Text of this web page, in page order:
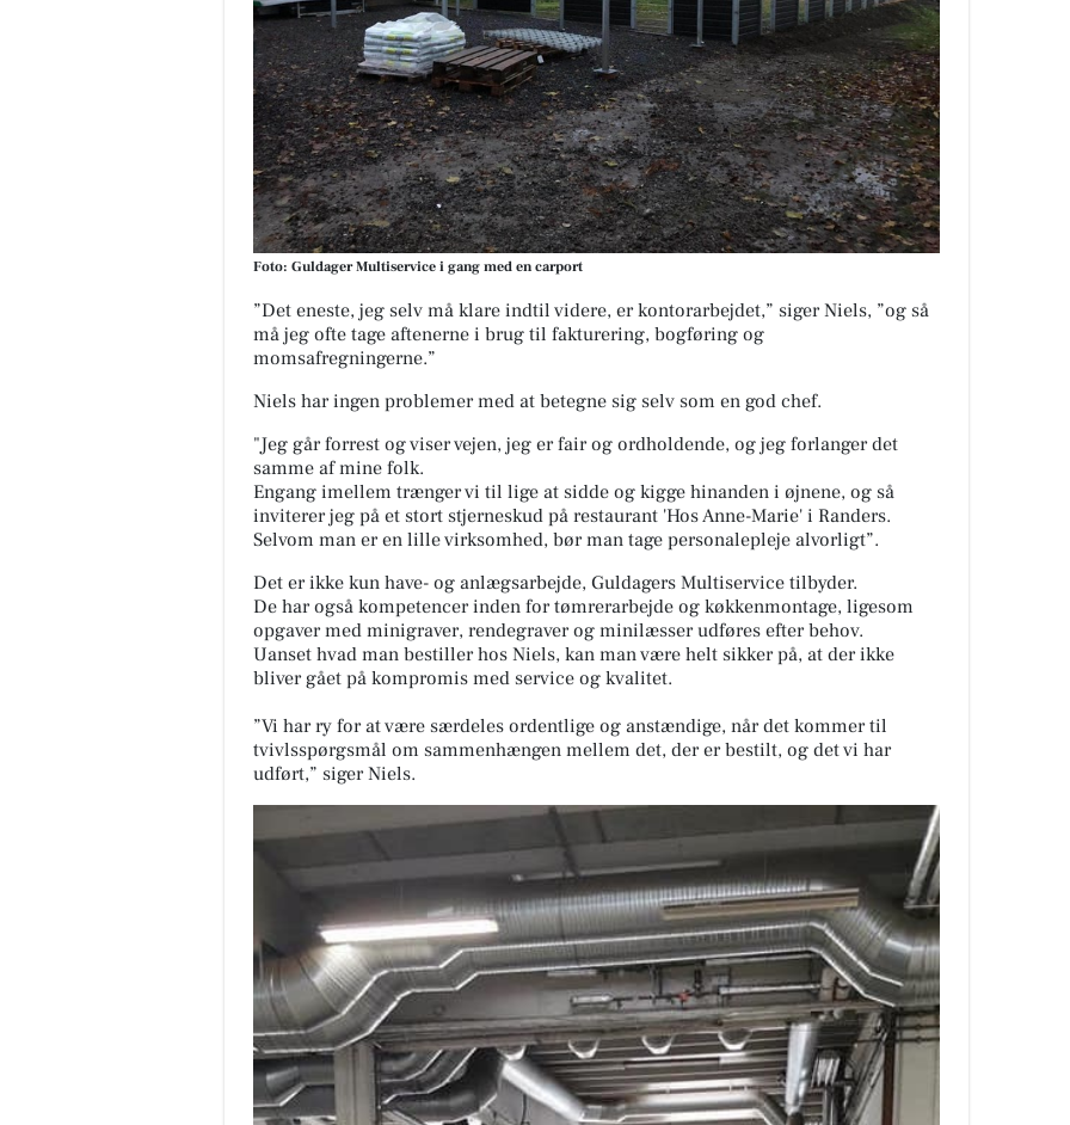
Foto: Guldager Multiservice i gang med en carport
”Det eneste, jeg selv må klare indtil videre, er kontorarbejdet,” siger Niels, ”og så
må jeg ofte tage aftenerne i brug til fakturering, bogføring og
momsafregningerne.”
Niels har ingen problemer med at betegne sig selv som en god chef.
"Jeg går forrest og viser vejen, jeg er fair og ordholdende, og jeg forlanger det
samme af mine folk.
Engang imellem trænger vi til lige at sidde og kigge hinanden i øjnene, og så
inviterer jeg på et stort stjerneskud på restaurant 'Hos Anne-Marie' i Randers.
Selvom man er en lille virksomhed, bør man tage personalepleje alvorligt”.
Det er ikke kun have- og anlægsarbejde, Guldagers Multiservice tilbyder.
De har også kompetencer inden for tømrerarbejde og køkkenmontage, ligesom
opgaver med minigraver, rendegraver og minilæsser udføres efter behov.
Uanset hvad man bestiller hos Niels, kan man være helt sikker på, at der ikke
bliver gået på kompromis med service og kvalitet.
”Vi har ry for at være særdeles ordentlige og anstændige, når det kommer til
tvivlsspørgsmål om sammenhængen mellem det, der er bestilt, og det vi har
udført,” siger Niels.